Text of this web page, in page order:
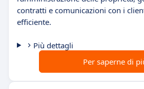
contratti e comunicazioni con i
efficiente.
Più dettagli
Per saperne di